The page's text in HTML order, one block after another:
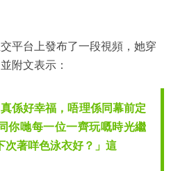
平台上發布了一段視頻，她穿
附文表示：
係好幸福，唔理係同幕前定
你哋每一位一齊玩嘅時光繼
著咩色泳衣好？」這